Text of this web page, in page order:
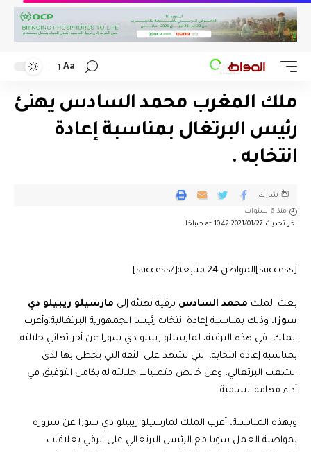
Aa
ملك المغرب محمد السادس يهنئ
رئيس البرتغال بمناسبة إعادة
انتخابه .
اخر تحديث 2021/01/27 at 10:42 صباحًا
منذ 6 سنوات
شارك
[success]المواطن 24 متابعة[/success]
بعث الملك محمد السادس برقية تهنئة إلى مارسيلو ريبيلو دي
سوزا، وذلك بمناسبة إعادة انتخابه رئيسا الجمهورية البرتغالية.وأعرب
الملك، في هذه البرقية، لمارسيلو ريبيلو دي سوزا عن أحر تهاني جلالته
بمناسبة إعادة انتخابه، التي تشهد على الثقة التي يحظى بها لدى
الشعب البرتغالي، وعن خالص متمنيات جلالته له بكامل التوفيق في
أداء مهامه السامية.
وبهذه المناسبة، أعرب الملك لمارسيلو ريبيلو دي سوزا عن سروره
بمواصلة العمل سويا مع الرئيس البرتغالي على الرقي بعلاقات